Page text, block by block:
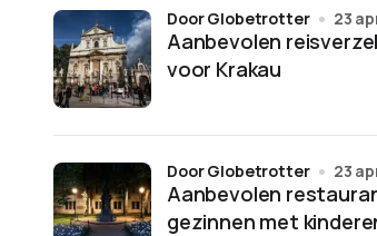
Aanbevolen
voor Krakau
door Globetrotter 23
Aanbevolen
gezinnen met
door Globetrotter 23